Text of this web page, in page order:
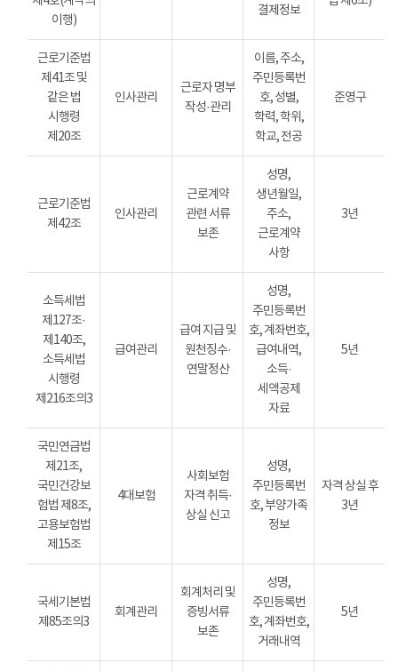
이행)
결제정보
근로기준법
제41조 및
같은 법
시행령
제20조
인사관리
근로자 명부
작성·관리
이름, 주소,
주민등록번
호, 성별,
학력, 학위,
학교, 전공
준영구
근로기준법
제42조
인사관리
근로계약
관련 서류
보존
성명,
생년월일,
주소,
근로계약
사항
3년
소득세법
제127조·
제140조,
소득세법
시행령
제216조의3
급여관리
급여 지급 및
원천징수·
연말정산
성명,
주민등록번
호, 계좌번호,
급여내역,
소득·
세액공제
자료
5년
국민연금법
제21조,
국민건강보
험법 제8조,
고용보험법
제15조
4대보험
사회보험
자격 취득·
상실 신고
성명,
주민등록번
호, 부양가족
정보
자격 상실 후
3년
국세기본법
제85조의3
회계관리
회계처리 및
증빙서류
보존
성명,
주민등록번
호, 계좌번호,
거래내역
5년